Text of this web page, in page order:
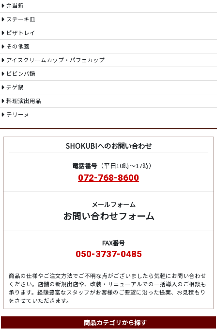
弁当箱
ステーキ皿
ピザトレイ
その他蓋
アイスクリームカップ・パフェカップ
ビビンバ鍋
チゲ鍋
料理演出用品
テリーヌ
SHOKUBIへのお問い合わせ
電話番号（平日10時～17時）
072-768-8600
メールフォーム
お問い合わせフォーム
FAX番号
050-3737-0485
商品の仕様やご注文方法でご不明な点がございましたら気軽にお問い合わせ
ください。店舗の新規出店や、改装・リニューアルでの一括導入のご相談も
承ります。経験豊富なスタッフがお客様のご要望に沿った提案、お見積もり
をさせていただきます。
商品カテゴリから探す